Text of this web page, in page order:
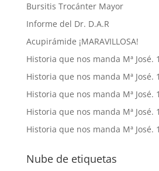
Bursitis Trocánter Mayor
Informe del Dr. D.A.R
Acupirámide ¡MARAVILLOSA!
Historia que nos manda Mª José.
Historia que nos manda Mª José.
Historia que nos manda Mª José.
Historia que nos manda Mª José.
Historia que nos manda Mª José.
Nube de etiquetas